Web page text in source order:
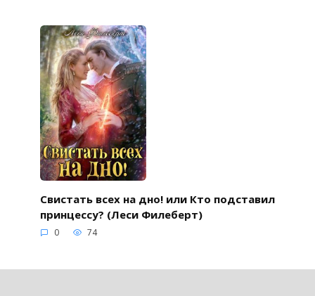
Свистать всех на дно! или Кто подставил
принцессу? (Леси Филеберт)
0 74